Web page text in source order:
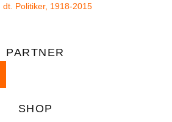
dt. Politiker, 1918-2015
PARTNER
SHOP